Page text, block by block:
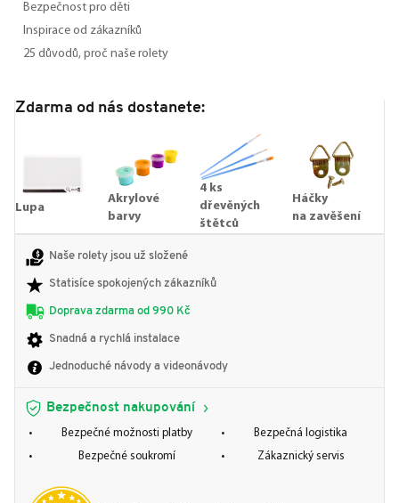
Bezpečnost pro děti
Inspirace od zákazníků
25 důvodů, proč naše rolety
Zdarma od nás dostanete:
Lupa
Akrylové
barvy
4 ks
dřevěných
štětců
Háčky
na zavěšení
Naše rolety jsou už složené
Statisíce spokojených zákazníků
Doprava zdarma od 990 Kč
Snadná a rychlá instalace
Jednoduché návody a videonávody
Bezpečnost nakupování
Bezpečné možnosti platby
Bezpečná logistika
Bezpečné soukromí
Zákaznický servis